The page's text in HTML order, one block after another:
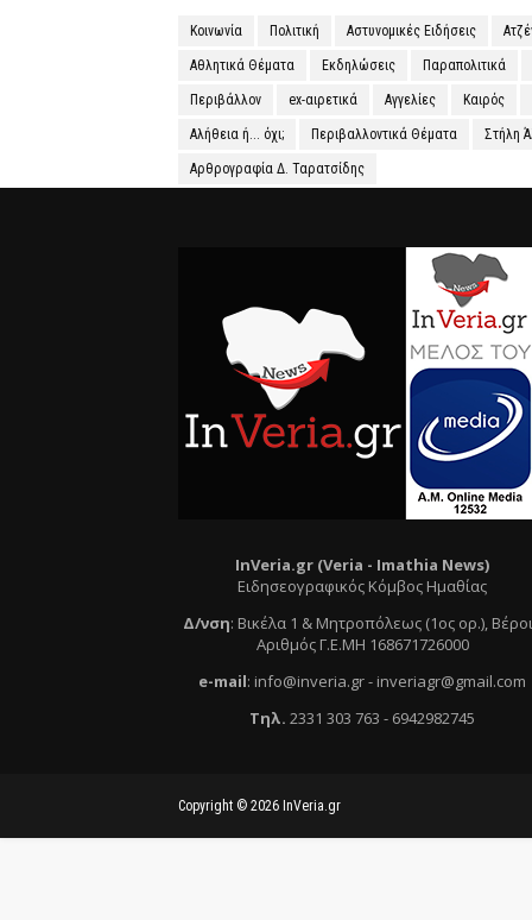
Κοινωνία Πολιτική Αστυνομικές Ειδήσεις
Αθλητικά Θέματα Εκδηλώσεις Παραπολιτικά
Περιβάλλον ex-αιρετικά Αγγελίες Καιρός
Αλήθεια ή... όχι; Περιβαλλοντικά Θέματα Στήλη
Αρθρογραφία Δ. Ταρατσίδης
InVeria.gr (Veria - Ιmathia News)
Ειδησεογραφικός Κόμβος Ημαθίας
Δ/νση: Βικέλα 1 & Μητροπόλεως (1ος ορ.),
Αριθμός Γ.Ε.ΜΗ 168671726000
e-mail: info@inveria.gr- inveriagr@gmail.com
Τηλ. 2331 303 763 - 6942982745
Copyright © 2026 InVeria.gr